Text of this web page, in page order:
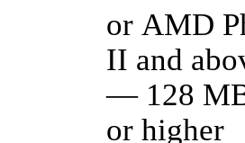
or AMD
II and
— 128
or higher